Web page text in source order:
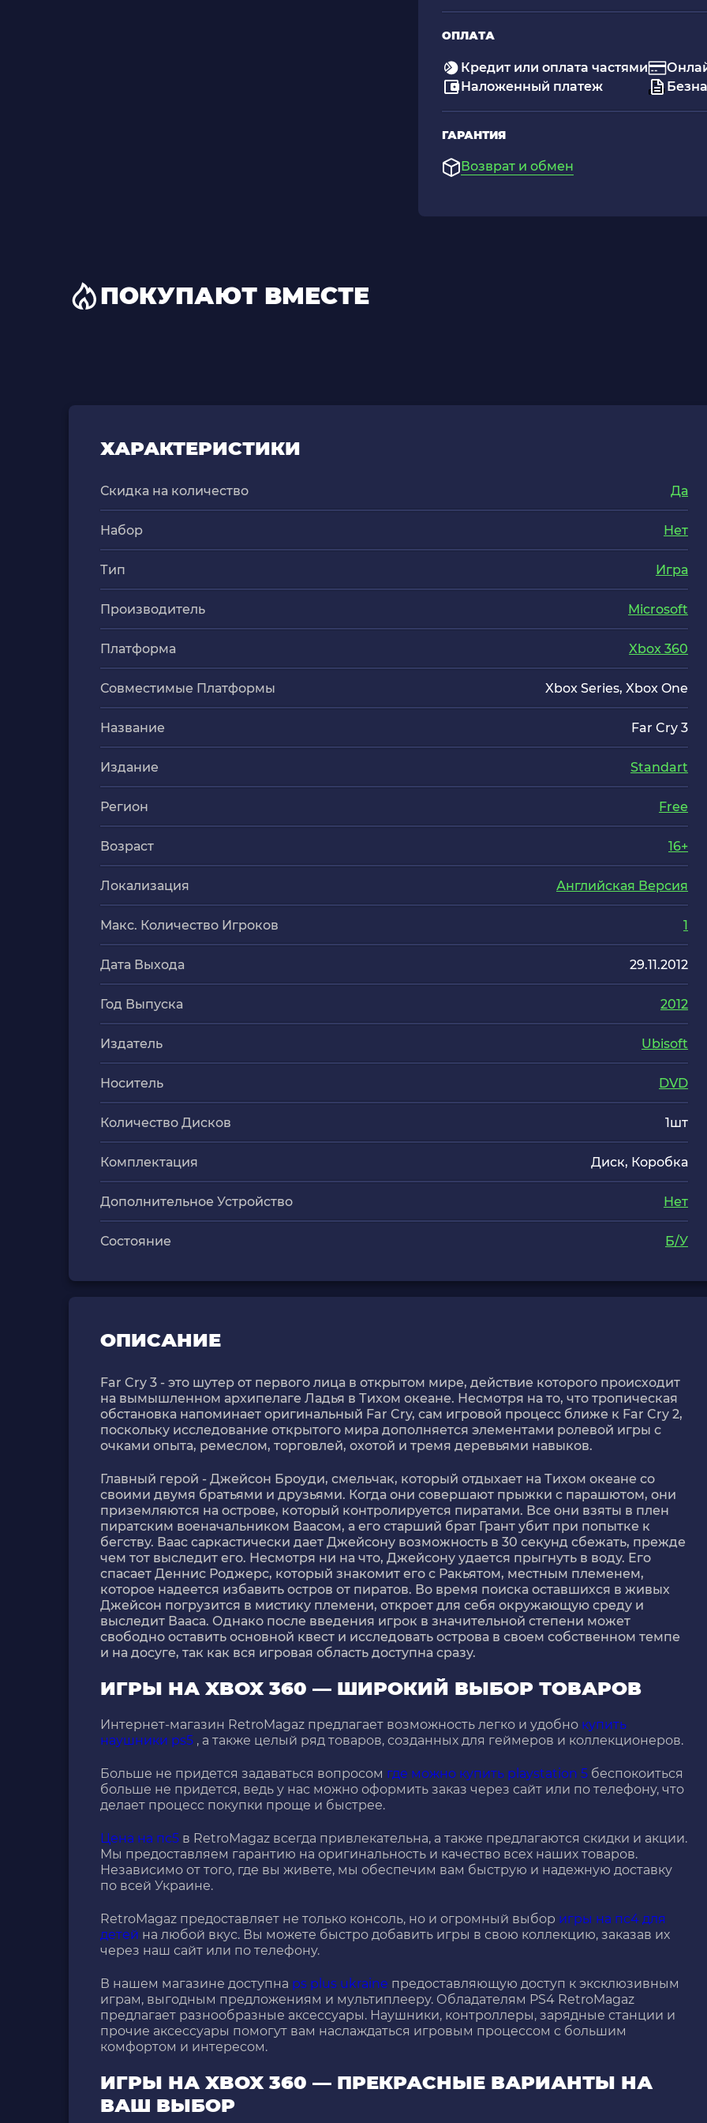
ОПЛАТА
Кредит или оплата частями
Наложенный платеж
ГАРАНТИЯ
Возврат и обмен
ПОКУПАЮТ ВМЕСТЕ
ХАРАКТЕРИСТИКИ
Скидка на количество Да
Набор Нет
Тип Игра
Производитель Microsoft
Платформа Xbox 360
Совместимые Платформы Xbox Series, Xbox One
Название Far Cry 3
Издание Standart
Регион Free
Возраст 16+
Локализация Английская Версия
Макс. Количество Игроков 1
Дата Выхода 29.11.2012
Год Выпуска 2012
Издатель Ubisoft
Носитель DVD
Количество Дисков 1шт
Комплектация Диск, Коробка
Дополнительное Устройство Нет
Состояние Б/У
ОПИСАНИЕ
Far Cry 3 - это шутер от первого лица в открытом мире, действие которого происходит
на вымышленном архипелаге Ладья в Тихом океане. Несмотря на то, что тропическая
обстановка напоминает оригинальный Far Cry, сам игровой процесс ближе к Far Cry 2,
поскольку исследование открытого мира дополняется элементами ролевой игры с
очками опыта, ремеслом, торговлей, охотой и тремя деревьями навыков.
Главный герой - Джейсон Броуди, смельчак, который отдыхает на Тихом океане со
своими двумя братьями и друзьями. Когда они совершают прыжки с парашютом, они
приземляются на острове, который контролируется пиратами. Все они взяты в плен
пиратским военачальником Ваасом, а его старший брат Грант убит при попытке к
бегству. Ваас саркастически дает Джейсону возможность в 30 секунд сбежать, прежде
чем тот выследит его. Несмотря ни на что, Джейсону удается прыгнуть в воду. Его
спасает Деннис Роджерс, который знакомит его с Ракьятом, местным племенем,
которое надеется избавить остров от пиратов. Во время поиска оставшихся в живых
Джейсон погрузится в мистику племени, откроет для себя окружающую среду и
выследит Вааса. Однако после введения игрок в значительной степени может
свободно оставить основной квест и исследовать острова в своем собственном темпе
и на досуге, так как вся игровая область доступна сразу.
ИГРЫ НА XBOX 360 — ШИРОКИЙ ВЫБОР ТОВАРОВ
Интернет-магазин RetroMagaz предлагает возможность легко и удобно купить
наушники ps5 , а также целый ряд товаров, созданных для геймеров и коллекционеров.
Больше не придется задаваться вопросом где можно купить playstation 5 беспокоиться
больше не придется, ведь у нас можно оформить заказ через сайт или по телефону, что
делает процесс покупки проще и быстрее.
Цена на пс5 в RetroMagaz всегда привлекательна, а также предлагаются скидки и акции.
Мы предоставляем гарантию на оригинальность и качество всех наших товаров.
Независимо от того, где вы живете, мы обеспечим вам быструю и надежную доставку
по всей Украине.
RetroMagaz предоставляет не только консоль, но и огромный выбор игры на пс4 для
детей на любой вкус. Вы можете быстро добавить игры в свою коллекцию, заказав их
через наш сайт или по телефону.
В нашем магазине доступна ps plus ukraine предоставляющую доступ к эксклюзивным
играм, выгодным предложениям и мультиплееру. Обладателям PS4 RetroMagaz
предлагает разнообразные аксессуары. Наушники, контроллеры, зарядные станции и
прочие аксессуары помогут вам наслаждаться игровым процессом с большим
комфортом и интересом.
ИГРЫ НА XBOX 360 — ПРЕКРАСНЫЕ ВАРИАНТЫ НА
ВАШ ВЫБОР